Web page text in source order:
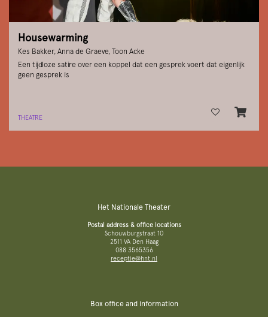
Housewarming
Kes Bakker, Anna de Graeve, Toon Acke
Een tijdloze satire over een koppel dat een gesprek voert dat eigenlijk
geen gesprek is
THEATRE
Het Nationale Theater
Postal address & office locations
Schouwburgstraat 10
2511 VA Den Haag
088 3565356
receptie@hnt.nl
Box office and information